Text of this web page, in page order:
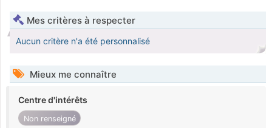
Mes critères à respecter
Aucun critère n'a été personnalisé
Mieux me connaître
Centre d'intérêts
Non renseigné